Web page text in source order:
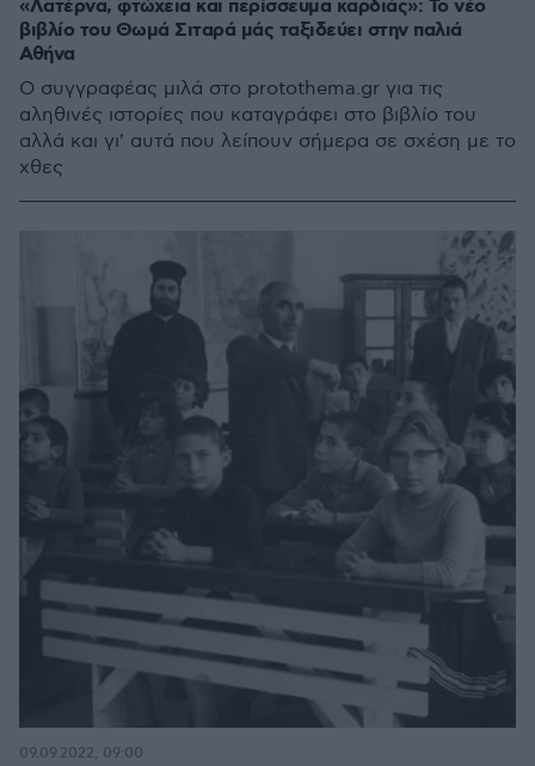
«Λατέρνα, φτώχεια και περίσσευμα καρδιάς»: Το νέο
βιβλίο του Θωμά Σιταρά μάς ταξιδεύει στην παλιά
Αθήνα
Ο συγγραφέας μιλά στο protothema.gr για τις
αληθινές ιστορίες που καταγράφει στο βιβλίο του
αλλά και γι' αυτά που λείπουν σήμερα σε σχέση με το
χθες
09.09.2022, 09:00